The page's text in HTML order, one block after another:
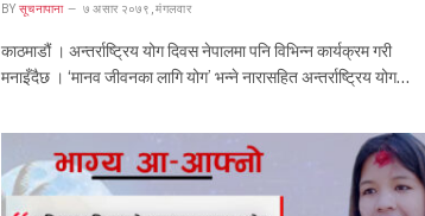
BY सूचनापाना ७ असार २०७९, मंगलवार
काठमाडौं । अन्तर्राष्ट्रिय योग दिवस नेपालमा पनि विभिन्न कार्यक्रम गरी
मनाइँदैछ । ‘मानव जीवनका लागि योग’ भन्ने नारासहित अन्तर्राष्ट्रिय योग…